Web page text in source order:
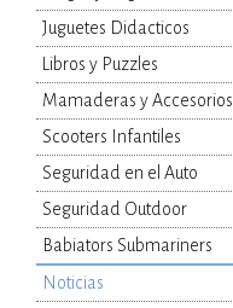
Juguetes Didacticos
Libros y Puzzles
Mamaderas y Accesorios
Scooters Infantiles
Seguridad en el Auto
Seguridad Outdoor
Babiators Submariners
Noticias